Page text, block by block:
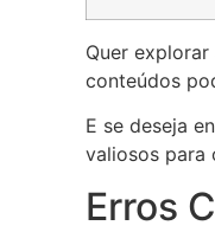
Quer
conteúdos
E se deseja
valiosos para
Erros